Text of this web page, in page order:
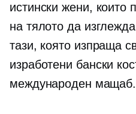
истински жени, които
на тялото да
тази, която изпраща
изработени бански
международен мащаб.